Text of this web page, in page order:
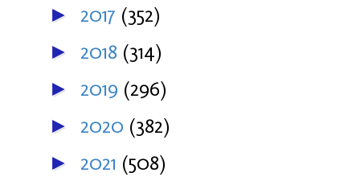
► 2017 (352)
► 2018 (314)
► 2019 (296)
► 2020 (382)
► 2021 (508)